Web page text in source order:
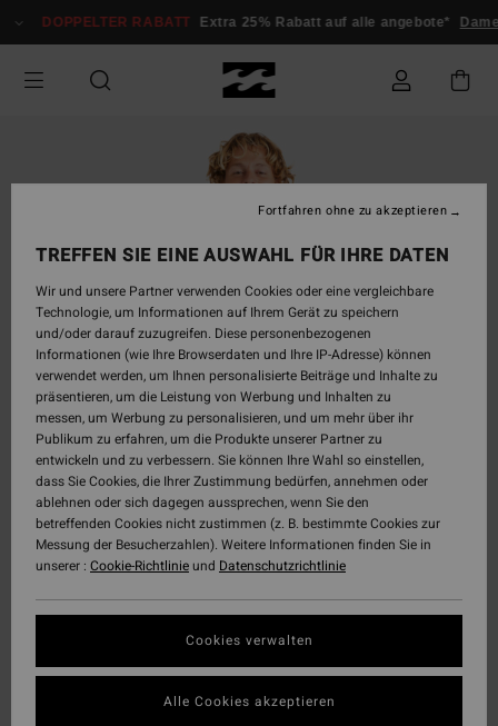
zur
springen
DOPPELTER RABATT Extra 25% Rabatt auf alle angebote* Damen
TREFFEN SIE EINE AUSWAHL FÜR IHRE DATEN
Wir und unsere Partner verwenden Cookies oder eine vergleichbare
Technologie, um Informationen auf Ihrem Gerät zu speichern
und/oder darauf zuzugreifen. Diese personenbezogenen
Informationen (wie Ihre Browserdaten und Ihre IP-Adresse) können
verwendet werden, um Ihnen personalisierte Beiträge und Inhalte zu
präsentieren, um die Leistung von Werbung und Inhalten zu
messen, um Werbung zu personalisieren, und um mehr über ihr
Publikum zu erfahren, um die Produkte unserer Partner zu
entwickeln und zu verbessern. Sie können Ihre Wahl so einstellen,
dass Sie Cookies, die Ihrer Zustimmung bedürfen, annehmen oder
ablehnen oder sich dagegen aussprechen, wenn Sie den
betreffenden Cookies nicht zustimmen (z. B. bestimmte Cookies zur
Messung der Besucherzahlen). Weitere Informationen finden Sie in
unserer : Cookie-Richtlinieund Datenschutzrichtlinie
Cookies verwalten
Fortfahren ohne zu akzeptieren
Alle Cookies akzeptieren